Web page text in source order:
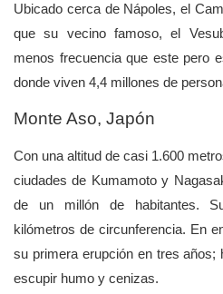
Ubicado cerca de Nápoles, el
que su vecino famoso, el
menos frecuencia que este pero
donde viven 4,4 millones de
Monte Aso, Japón
Con una altitud de casi 1.600
ciudades de Kumamoto y
de un millón de habitantes.
kilómetros de circunferencia. En
su primera erupción en tres
escupir humo y cenizas.